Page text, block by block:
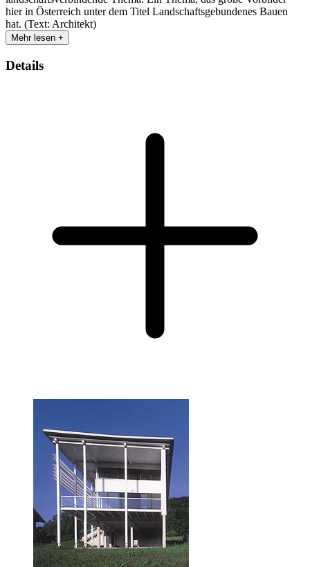
hier in Österreich unter dem Titel Landschaftsgebundenes Bauen
hat. (Text: Architekt)
Mehr lesen +
Details